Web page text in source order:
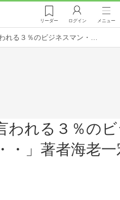
リーダー ログイン メニュー
「一流と言われる３％のビジネスマン・・」著者海老一宏のブログ
われる３％の
・」著者海老一